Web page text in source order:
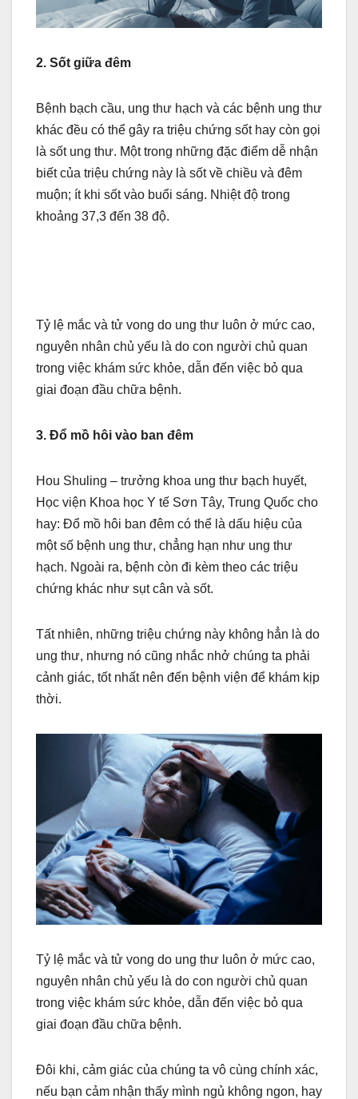
2. Sốt giữa đêm
Bệnh bạch cầu, ung thư hạch và các bệnh ung thư
khác đều có thể gây ra triệu chứng sốt hay còn gọi
là sốt ung thư. Một trong những đặc điểm dễ nhận
biết của triệu chứng này là sốt về chiều và đêm
muộn; ít khi sốt vào buổi sáng. Nhiệt độ trong
khoảng 37,3 đến 38 độ.
Tỷ lệ mắc và tử vong do ung thư luôn ở mức cao,
nguyên nhân chủ yếu là do con người chủ quan
trong việc khám sức khỏe, dẫn đến việc bỏ qua
giai đoạn đầu chữa bệnh.
3. Đổ mồ hôi vào ban đêm
Hou Shuling – trưởng khoa ung thư bạch huyết,
Học viện Khoa học Y tế Sơn Tây, Trung Quốc cho
hay: Đổ mồ hôi ban đêm có thể là dấu hiệu của
một số bệnh ung thư, chẳng hạn như ung thư
hạch. Ngoài ra, bệnh còn đi kèm theo các triệu
chứng khác như sụt cân và sốt.
Tất nhiên, những triệu chứng này không hẳn là do
ung thư, nhưng nó cũng nhắc nhở chúng ta phải
cảnh giác, tốt nhất nên đến bệnh viện để khám kịp
thời.
Tỷ lệ mắc và tử vong do ung thư luôn ở mức cao,
nguyên nhân chủ yếu là do con người chủ quan
trong việc khám sức khỏe, dẫn đến việc bỏ qua
giai đoạn đầu chữa bệnh.
Đôi khi, cảm giác của chúng ta vô cùng chính xác,
nếu bạn cảm nhận thấy mình ngủ không ngon, hay